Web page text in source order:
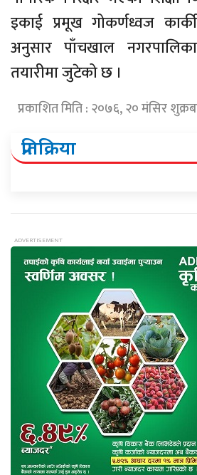
इकाई प्रमूख गोकर्णध्वज
अनुसार पाँचखाल
तयारीमा जुटेको छ ।
प्रकाशित मिति : २०७६, २० मंसिर
प्रतिक्रिया